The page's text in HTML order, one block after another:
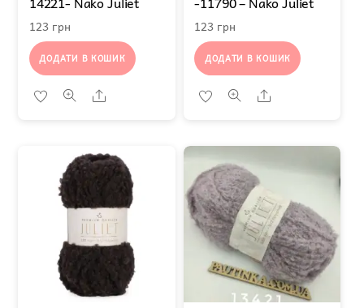
123 грн
ДОДАТИ В КОШИК
Share
123 грн
ДОДАТИ В КОШИК
Share